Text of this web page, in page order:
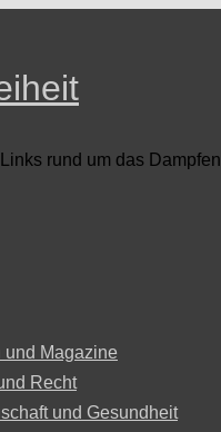
rund um das Dampfen
und Magazine
Recht
und Gesundheit